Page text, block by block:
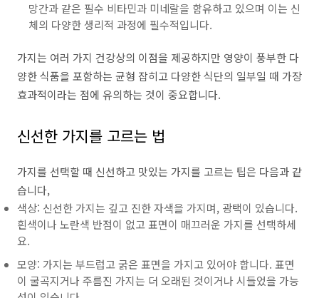
망간과 같은 필수 비타민과 미네랄을 함유하고 있으며 이는 신
체의 다양한 생리적 과정에 필수적입니다.
가지는 여러 가지 건강상의 이점을 제공하지만 영양이 풍부한 다
양한 식품을 포함하는 균형 잡히고 다양한 식단의 일부일 때 가장
효과적이라는 점에 유의하는 것이 중요합니다.
신선한 가지를 고르는 법
가지를 선택할 때 신선하고 맛있는 가지를 고르는 팁은 다음과 같
습니다,
색상: 신선한 가지는 깊고 진한 자색을 가지며, 광택이 있습니다.
흰색이나 노란색 반점이 없고 표면이 매끄러운 가지를 선택하세
요.
모양: 가지는 부드럽고 굵은 표면을 가지고 있어야 합니다. 표면
이 굴곡지거나 주름진 가지는 더 오래된 것이거나 시들었을 가능